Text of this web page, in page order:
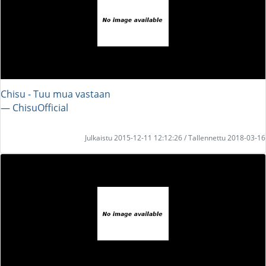
Chisu - Tuu mua vastaan
― ChisuOfficial
Julkaistu 2015-12-11 12:12:26 / Tallennettu 2018-03-16